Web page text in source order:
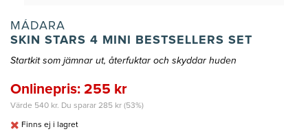
MÁDARA
SKIN STARS 4 MINI BESTSELLERS SET
Startkit som jämnar ut, återfuktar och skyddar huden
Onlinepris: 255 kr
Värde 540 kr. Du sparar 285 kr (53%)
Finns ej i lagret